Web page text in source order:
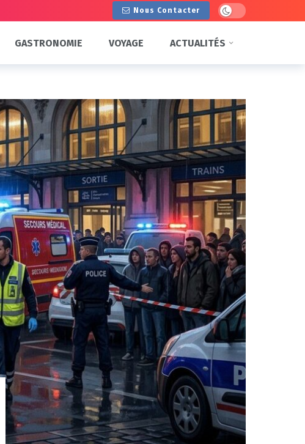
Nous Contacter Dark mode
GASTRONOMIE VOYAGE ACTUALITÉS